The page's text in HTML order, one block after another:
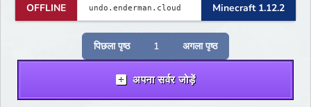
OFFLINE
Minecraft 1.12.2
पिछला पृष्ठ 1 अगला पृष्ठ
अपना सर्वर जोड़ें